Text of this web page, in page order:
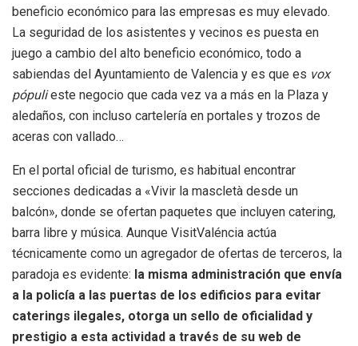
beneficio económico para las empresas es muy elevado.
La seguridad de los asistentes y vecinos es puesta en
juego a cambio del alto beneficio económico, todo a
sabiendas del Ayuntamiento de Valencia y es que es vox
pópulieste negocio que cada vez va a más en la Plaza y
aledaños, con incluso cartelería en portales y trozos de
aceras con vallado…
En el portal oficial de turismo, es habitual encontrar
secciones dedicadas a «Vivir la mascletà desde un
balcón», donde se ofertan paquetes que incluyen catering,
barra libre y música. Aunque VisitValéncia actúa
técnicamente como un agregador de ofertas de terceros, la
paradoja es evidente: la misma administración que envía
a la policía a las puertas de los edificios para evitar
caterings ilegales, otorga un sello de oficialidad y
prestigio a esta actividad a través de su web de